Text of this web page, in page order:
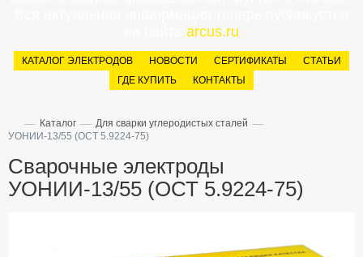
arcus.ru
КАТАЛОГ ЭЛЕКТРОДОВ НОВОСТИ СЕРТИФИКАТЫ
СТАТЬИ
ГДЕ КУПИТЬ
КОНТАКТЫ
— Каталог — Для сварки углеродистых сталей —
УОНИИ-13/55 (ОСТ 5.9224-75)
Сварочные электроды
УОНИИ-13/55 (ОСТ 5.9224-75)